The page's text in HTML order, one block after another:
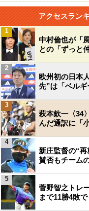
アクセスラン
中村倫也が「
との「ずっと
1
欧州初の日本
先”は「ベル
2
萩本欽一〈34
んだ通訳に「
3
新庄監督の“
賛否もチーム
4
菅野智之トレ
まで11勝4敗
5